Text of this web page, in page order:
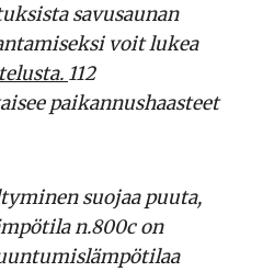
savusaunan
voit lukea
112
paikannushaasteet
suojaa puuta,
n.800c on